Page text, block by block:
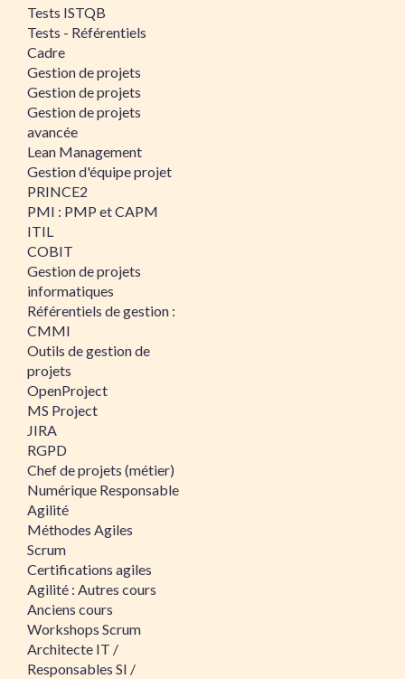
Tests ISTQB
Tests - Référentiels
Cadre
Gestion de projets
Gestion de projets
Gestion de projets
avancée
Lean Management
Gestion d'équipe projet
PRINCE2
PMI : PMP et CAPM
ITIL
COBIT
Gestion de projets
informatiques
Référentiels de gestion :
CMMI
Outils de gestion de
projets
OpenProject
MS Project
JIRA
RGPD
Chef de projets (métier)
Numérique Responsable
Agilité
Méthodes Agiles
Scrum
Certifications agiles
Agilité : Autres cours
Anciens cours
Workshops Scrum
Architecte IT /
Responsables SI /